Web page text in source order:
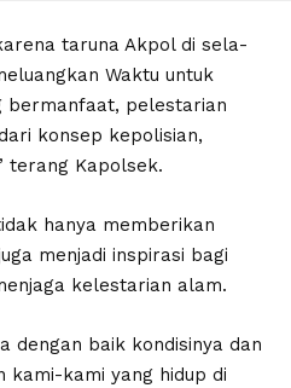
taruna Akpol di sela-
Waktu untuk
bermanfaat, pelestarian
konsep kepolisian,
terang Kapolsek.
hanya memberikan
menjadi inspirasi bagi
kelestarian alam.
dengan baik kondisinya dan
kami-kami yang hidup di